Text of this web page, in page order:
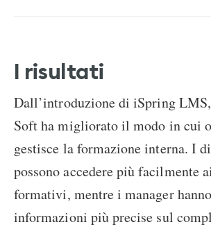
I risultati
Dall’introduzione di iSpring
Soft ha migliorato il modo in cui
gestisce la formazione interna. I
possono accedere più facilmente
formativi, mentre i manager
informazioni più precise sul